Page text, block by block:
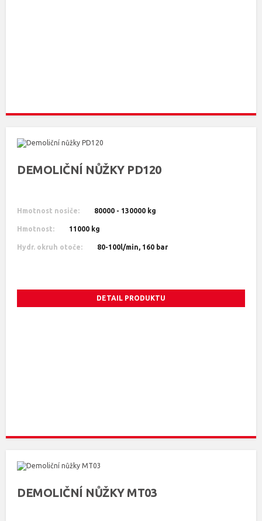
DEMOLIČNÍ NŮŽKY PD120
Hmotnost nosiče: 80000 - 130000 kg
Hmotnost: 11000 kg
Hydr. okruh otoče: 80-100l/min, 160 bar
DETAIL PRODUKTU
DEMOLIČNÍ NŮŽKY MT03